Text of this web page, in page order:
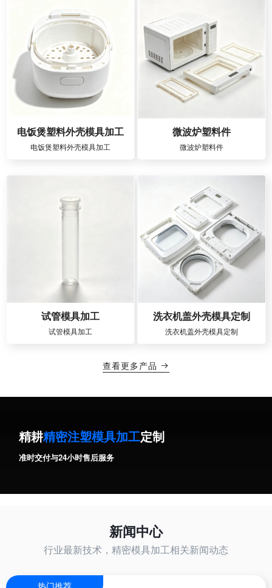
电饭煲塑料外壳模具加工
电饭煲塑料外壳模具加工
微波炉塑料件
微波炉塑料件
试管模具加工
试管模具加工
洗衣机盖外壳模具定制
洗衣机盖外壳模具定制
查看更多产品 
精耕精密注塑模具加工定制
准时交付与24小时售后服务
新闻中心
行业最新技术，精密模具加工相关新闻动态
热门推荐